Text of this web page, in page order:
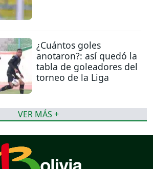
¿Cuántos goles
anotaron?: así quedó la
tabla de goleadores del
torneo de la Liga
VER MÁS +